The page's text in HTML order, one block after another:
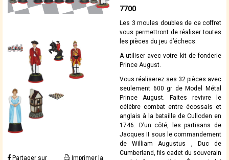
trucs et
Partager sur
Imprimer la
7700
Les 3 moules doubles de ce coffret
vous permettront de réaliser toutes
les pièces du jeu d’échecs.
A utiliser avec votre kit de fonderie
Prince August.
Vous réaliserez ses 32 pièces avec
seulement 600 gr de Model Métal
Prince August. Faites revivre le
célèbre combat entre écossais et
anglais à la bataille de Culloden en
1746. D’un côté, les partisans de
Jacques II sous le commandement
de William Augustus , Duc de
Cumberland, fils cadet du souverain